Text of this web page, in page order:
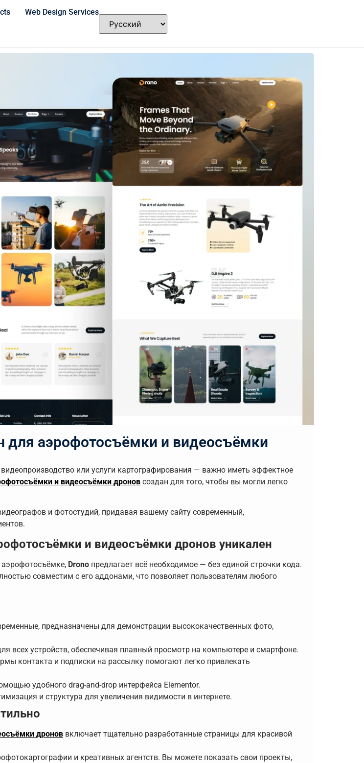
Web Design Services
для аэрофотосъёмки и видеосъёмки
или услуги картографирования — важно иметь эффектное
и видеосъёмки дронов создан для того, чтобы вы могли легко
и фотостудий, придавая вашему сайту современный,
и видеосъёмки дронов уникален
Drono предлагает всё необходимое — без единой строчки кода.
совместим с его аддонами, что позволяет пользователям любого
предназначены для демонстрации высококачественных фото,
всех устройств, обеспечивая плавный просмотр на компьютере и смартфоне.
контакта и подписки на рассылку помогают легко привлекать
удобного drag-and-drop интерфейса Elementor.
и структура для увеличения видимости в интернете.
дронов включает тщательно разработанные страницы для красивой
и креативных агентств. Вы можете показать свои проекты,